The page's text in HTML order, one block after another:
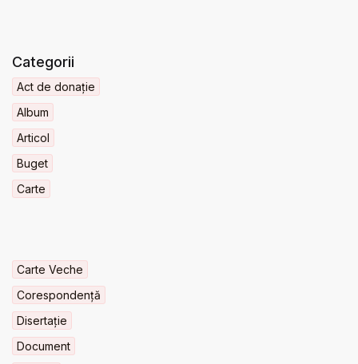
Categorii
Act de donație
Album
Articol
Buget
Carte
Carte Veche
Corespondență
Disertație
Document